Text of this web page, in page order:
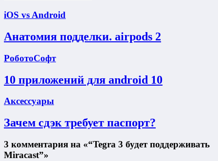
iOS vs Android
Анатомия подделки. airpods 2
РоботоСофт
10 приложений для android 10
Аксессуары
Зачем сдэк требует паспорт?
3 комментария на «“Tegra 3 будет поддерживать
Miracast”»